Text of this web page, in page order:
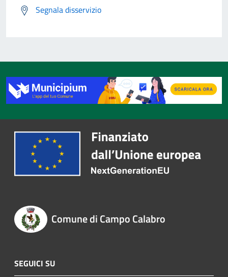
Segnala disservizio
Comune di Campo Calabro
SEGUICI SU